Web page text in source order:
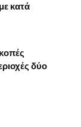
κατά
δύο